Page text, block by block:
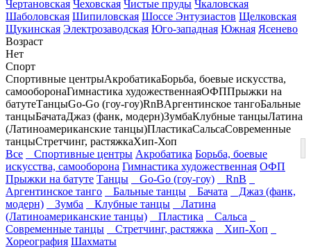
Чертановская Чеховская Чистые пруды Чкаловская
Шаболовская Шипиловская Шоссе Энтузиастов Щелковская
Щукинская Электрозаводская Юго-западная Южная Ясенево
Возраст
Нет
Спорт
Спортивные центрыАкробатикаБорьба, боевые искусства,
самооборонаГимнастика художественнаяОФППрыжки на
батутеТанцыGo-Go (гоу-гоу)RnBАргентинское тангоБальные
танцыБачатаДжаз (фанк, модерн)ЗумбаКлубные танцыЛатина
(Латиноамериканские танцы)ПластикаСальсаСовременные
танцыСтретчинг, растяжкаХип-Хоп
Все
Спортивные центры Акробатика Борьба, боевые
искусства, самооборона Гимнастика художественная ОФП
Прыжки на батуте Танцы Go-Go (гоу-гоу)
RnB
Аргентинское танго
Бальные танцы Бачата
Джаз (фанк,
модерн)
Зумба Клубные танцы
Латина
(Латиноамериканские танцы)
Пластика
Сальса
Современные танцы
Стретчинг, растяжка
Хип-Хоп
Хореография Шахматы